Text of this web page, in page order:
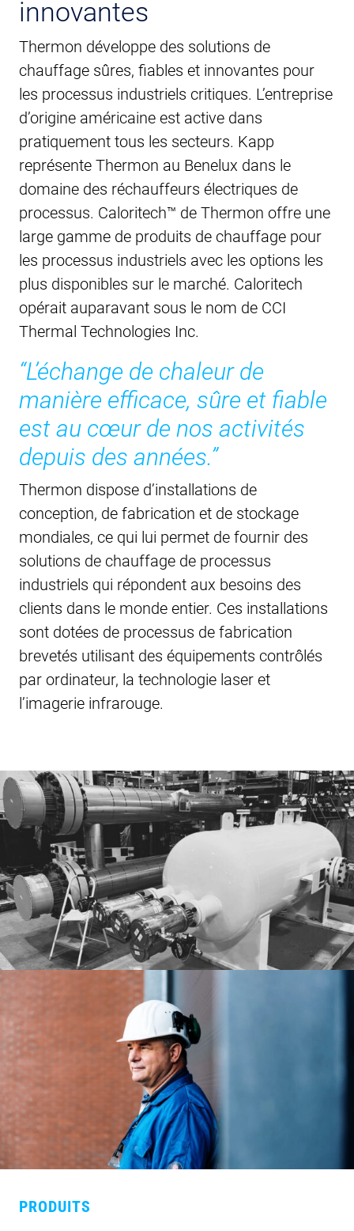
innovantes
Thermon développe des solutions de
chauffage sûres, fiables et innovantes pour
les processus industriels critiques. L’entreprise
d’origine américaine est active dans
pratiquement tous les secteurs. Kapp
représente Thermon au Benelux dans le
domaine des réchauffeurs électriques de
processus. Caloritech™ de Thermon offre une
large gamme de produits de chauffage pour
les processus industriels avec les options les
plus disponibles sur le marché. Caloritech
opérait auparavant sous le nom de CCI
Thermal Technologies Inc.
“L’échange de chaleur de
manière efficace, sûre et fiable
est au cœur de nos activités
depuis des années.”
Thermon dispose d’installations de
conception, de fabrication et de stockage
mondiales, ce qui lui permet de fournir des
solutions de chauffage de processus
industriels qui répondent aux besoins des
clients dans le monde entier. Ces installations
sont dotées de processus de fabrication
brevetés utilisant des équipements contrôlés
par ordinateur, la technologie laser et
l’imagerie infrarouge.
PRODUITS